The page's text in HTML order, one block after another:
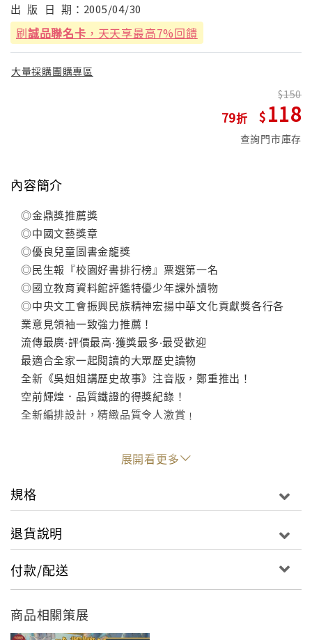
出 版 日 期： 2005/04/30
刷誠品聯名卡 ，天天享最高7%回饋
大量採購團購專區
79
150
118
查詢門市庫存
內容簡介
◎金鼎獎推薦獎
◎中國文藝獎章
◎優良兒童圖書金龍獎
◎民生報『校園好書排行榜』票選第一名
◎國立教育資料館評鑑特優少年課外讀物
◎中央文工會振興民族精神宏揚中華文化貢獻獎各行各
業意見領袖一致強力推薦！
流傳最廣‧評價最高‧獲獎最多‧最受歡迎
最適合全家一起閱讀的大眾歷史讀物
全新《吳姐姐講歷史故事》注音版，鄭重推出！
空前輝煌．品質鐵證的得獎紀錄！
全新編排設計，精緻品質令人激賞﹗
全新《吳姐姐講歷史故事》以翔實的考據為基礎，著重
文學性、情節性及趣味性，將原本枯燥的歷史化為有血
有肉的身邊人事，最容易理解與閱讀﹗更特別聘請名畫
家劉建志先生繪製精采插圖；精緻無比的品質絕對讓你
本名吳涵碧，從小生長在書香世家。她尤其對中國文
學、歷史學特別有興趣，常常嚮往能與古人交朋友。大
展開看更多
規格
退貨說明
付款/配送
商品相關策展